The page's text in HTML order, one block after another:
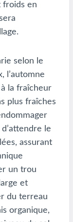
froids en
selon le
l’automne
la fraîcheur
plus fraîches
le
assurant
un trou
et
du terreau
organique,